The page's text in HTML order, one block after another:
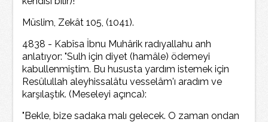
Müslim, Zekât 105, (1041).
4838 - Kabîsa İbnu Muhârik radıyallahu anh
anlatıyor: "Sulh için diyet (hamâle) ödemeyi
kabullenmiştim. Bu hususta yardım istemek için
Resûlullah aleyhissalâtu vesselâm'ı aradım ve
karşılaştık. (Meseleyi açınca):
"Bekle, bize sadaka malı gelecek. O zaman ondan